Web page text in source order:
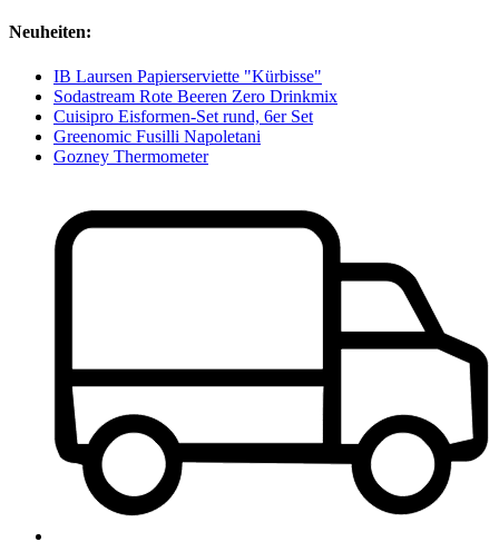
Neuheiten:
IB Laursen Papierserviette "Kürbisse"
Sodastream Rote Beeren Zero Drinkmix
Cuisipro Eisformen-Set rund, 6er Set
Greenomic Fusilli Napoletani
Gozney Thermometer